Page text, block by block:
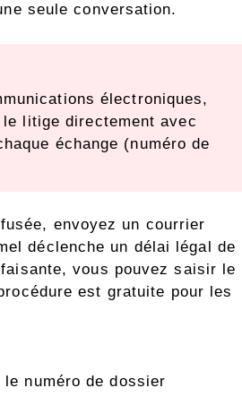
seule conversation.
électroniques,
litige directement avec
échange (numéro de
envoyez un courrier
déclenche un délai légal de
vous pouvez saisir le
est gratuite pour les
numéro de dossier